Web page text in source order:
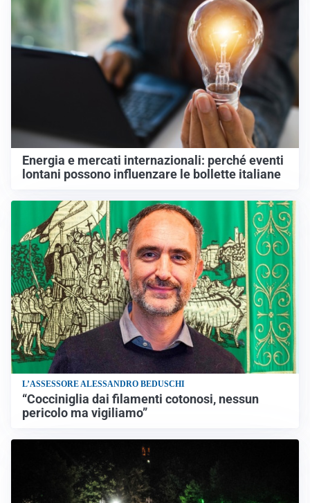
Energia e mercati internazionali: perché eventi
lontani possono influenzare le bollette italiane
L’ASSESSORE ALESSANDRO BEDUSCHI
“Cocciniglia dai filamenti cotonosi, nessun
pericolo ma vigiliamo”